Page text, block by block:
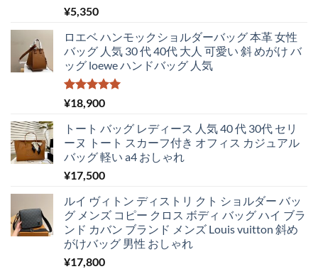
¥5,350
ロエベ ハンモックショルダーバッグ 本革 女性
バッグ 人気 30 代 40代 大人 可愛い 斜 めがけ バ
ッグ loewe ハンドバッグ 人気
5段階中
5.00の評価
¥18,900
トート バッグ レディース 人気 40 代 30代 セリ
ーヌ トート スカーフ付き オフィス カジュアル
バッグ 軽い a4 おしゃれ
¥17,500
ルイ ヴィトン ディストリ クト ショルダー バッ
グ メンズ コピー クロス ボディ バッグ ハイ ブラ
ンド カバン ブランド メンズ Louis vuitton 斜め
がけバッグ 男性 おしゃれ
¥17,800